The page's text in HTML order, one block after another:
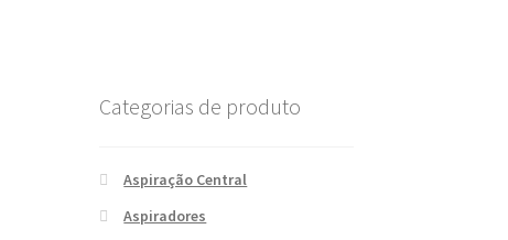
Categorias de produto
Aspiração Central
Aspiradores